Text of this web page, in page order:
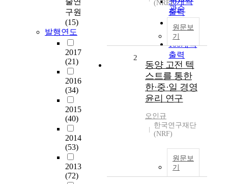
구원
(15)
발행연도
2017
(21)
2016
(34)
2015
(40)
2014
(53)
2013
(72)
관순
출력
50개씩
출력
100개씩
출력
(NRF)
원문보
기
2
동양 고전 텍
스트를 통한
한·중·일 경영
윤리 연구
오인규
한국연구재단
(NRF)
원문보
기